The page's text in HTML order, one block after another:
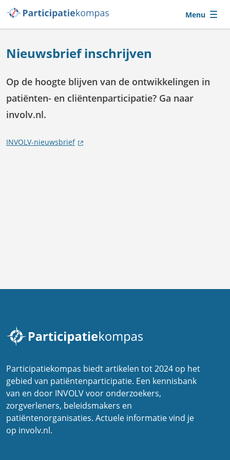
Ga naar de hoofdcontent Menu
Nieuwsbrief inschrijven
Op de hoogte blijven van de ontwikkelingen in
patiënten- en cliëntenparticipatie? Ga naar
involv.nl.
INVOLV-nieuwsbrief
Participatiekompas biedt artikelen tot 2024 op het
gebied van patiëntenparticipatie. Een kennisbank
van en door INVOLV voor onderzoekers,
zorgverleners, beleidsmakers en
patiëntenorganisaties. Actuele informatie vind je
op involv.nl.